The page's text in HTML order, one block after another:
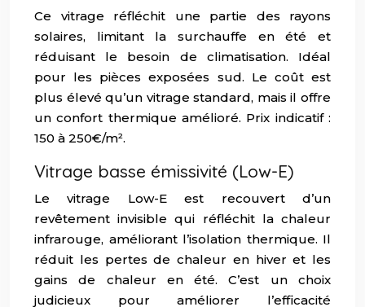
Ce vitrage réfléchit une partie des rayons
solaires, limitant la surchauffe en été et
réduisant le besoin de climatisation. Idéal
pour les pièces exposées sud. Le coût est
plus élevé qu’un vitrage standard, mais il offre
un confort thermique amélioré. Prix indicatif :
150 à 250€/m².
Vitrage basse émissivité (Low-E)
Le vitrage Low-E est recouvert d’un
revêtement invisible qui réfléchit la chaleur
infrarouge, améliorant l’isolation thermique. Il
réduit les pertes de chaleur en hiver et les
gains de chaleur en été. C’est un choix
judicieux pour améliorer l’efficacité